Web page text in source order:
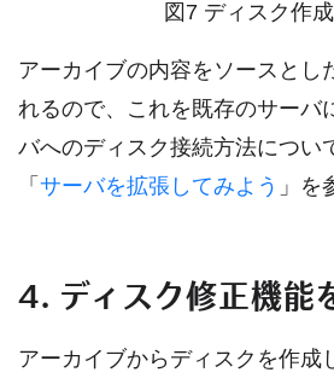
図7 ディスク作
アーカイブの内容をソースとし
れるので、これを既存のサーバ
バへのディスク接続方法につい
「 サーバを拡張してみよう 」を
4. ディスク修正機能
アーカイブからディスクを作成